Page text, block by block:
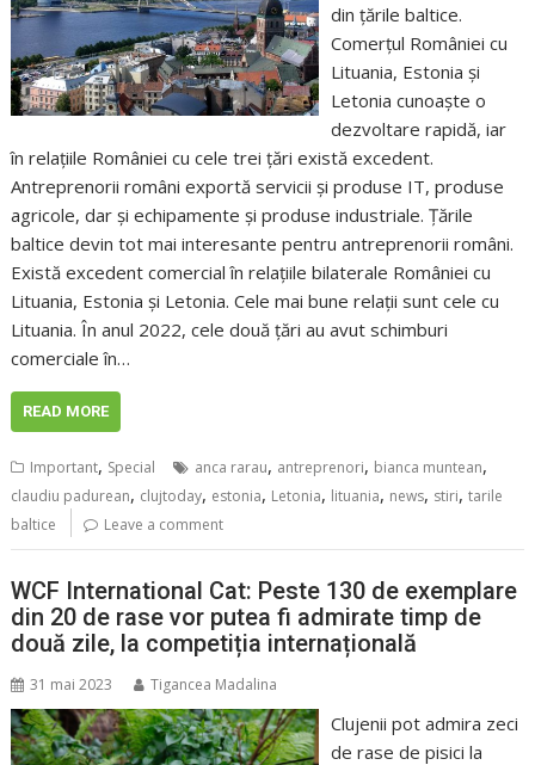
din țările baltice.
Comerțul României cu
Lituania, Estonia și
Letonia cunoaște o
dezvoltare rapidă, iar
în relațiile României cu cele trei țări există excedent.
Antreprenorii români exportă servicii și produse IT, produse
agricole, dar și echipamente și produse industriale. Țările
baltice devin tot mai interesante pentru antreprenorii români.
Există excedent comercial în relațiile bilaterale României cu
Lituania, Estonia și Letonia. Cele mai bune relații sunt cele cu
Lituania. În anul 2022, cele două țări au avut schimburi
comerciale în…
READ MORE
Important, Special anca rarau, antreprenori, bianca muntean,
claudiu padurean, clujtoday, estonia, Letonia, lituania, news, stiri,tarile
baltice
Leave a comment
WCF International Cat: Peste 130 de exemplare
din 20 de rase vor putea fi admirate timp de
două zile, la competiția internațională
31 mai 2023 Tigancea Madalina
Clujenii pot admira zeci
de rase de pisici la